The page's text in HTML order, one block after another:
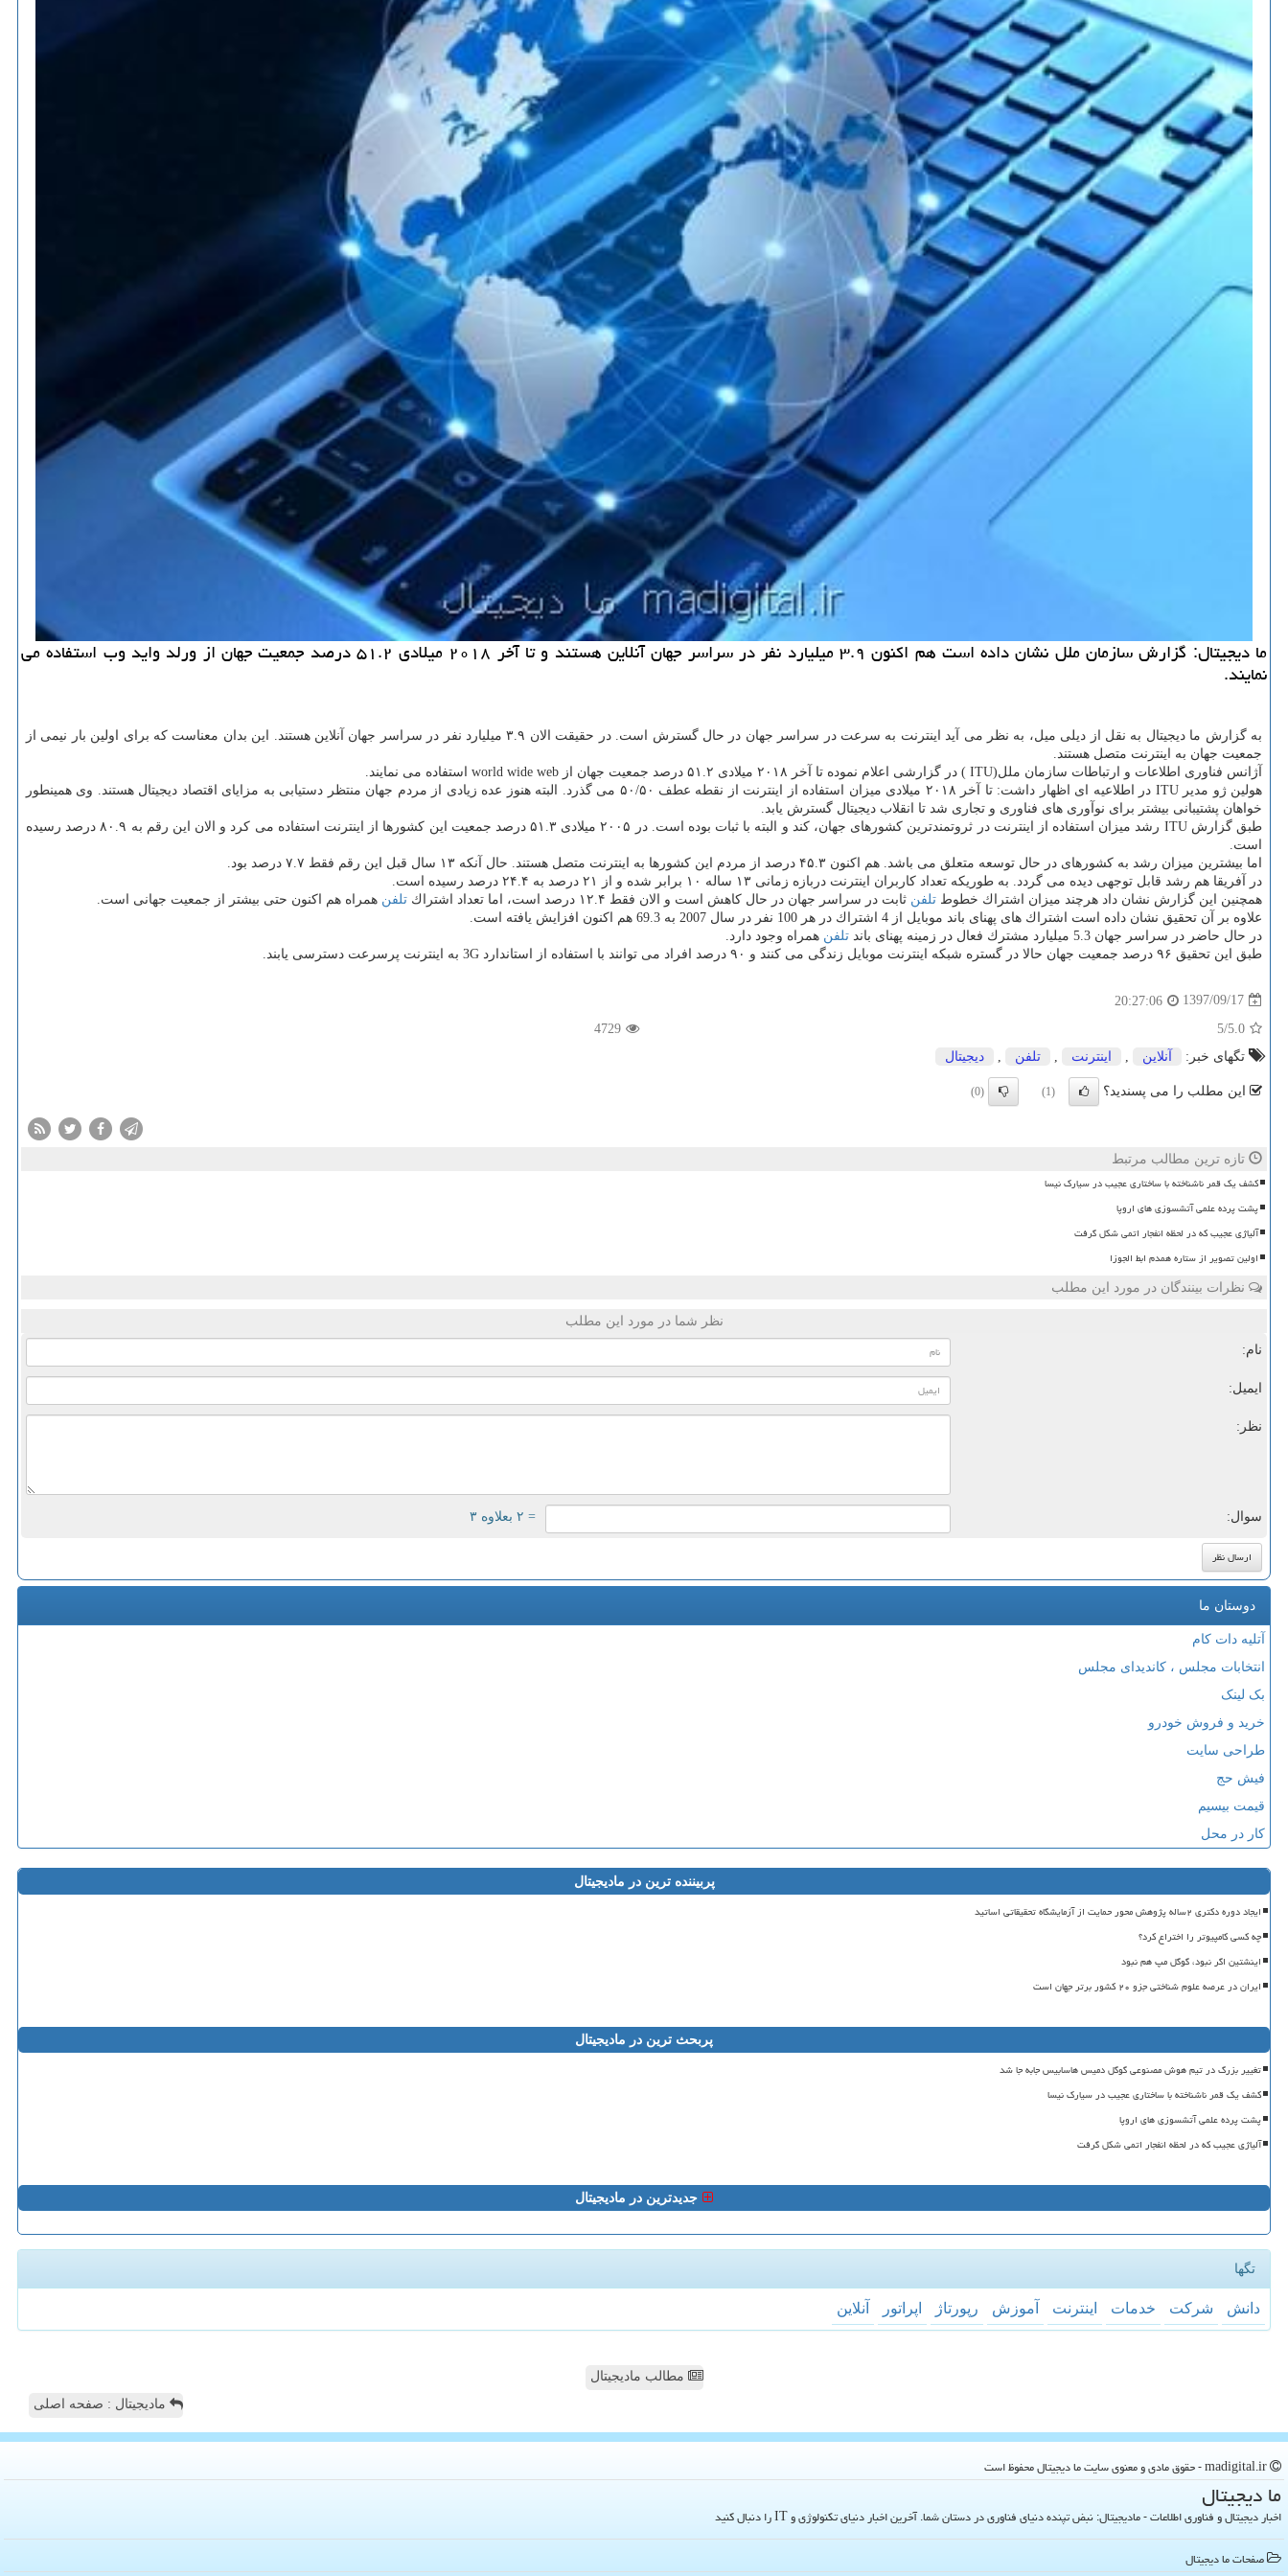
ما دیجیتال: گزارش سازمان ملل نشان داده است هم اكنون ۳.۹ میلیارد نفر در سراسر جهان آنلاین هستند و تا آخر ۲۰۱۸ میلادی ۵۱.۲ درصد جمعیت جهان از ورلد واید وب استفاده می
نمایند.
به گزارش ما دیجیتال به نقل از دیلی میل، به نظر می آید اینترنت به سرعت در سراسر جهان در حال گسترش است. در حقیقت الان ۳.۹ میلیارد نفر در سراسر جهان آنلاین هستند. این بدان معناست كه برای اولین بار نیمی از
جمعیت جهان به اینترنت متصل هستند.
آژانس فناوری اطلاعات و ارتباطات سازمان ملل(ITU ) در گزارشی اعلام نموده تا آخر ۲۰۱۸ میلادی ۵۱.۲ درصد جمعیت جهان از world wide web استفاده می نمایند.
هولین ژو مدیر ITU در اطلاعیه ای اظهار داشت: تا آخر ۲۰۱۸ میلادی میزان استفاده از اینترنت از نقطه عطف ۵۰/۵۰ می گذرد. البته هنوز عده زیادی از مردم جهان منتظر دستیابی به مزایای اقتصاد دیجیتال هستند. وی همینطور
خواهان پشتیبانی بیشتر برای نوآوری های فناوری و تجاری شد تا انقلاب دیجیتال گسترش یابد.
طبق گزارش ITU رشد میزان استفاده از اینترنت در ثروتمندترین كشورهای جهان، كند و البته با ثبات بوده است. در ۲۰۰۵ میلادی ۵۱.۳ درصد جمعیت این كشورها از اینترنت استفاده می كرد و الان این رقم به ۸۰.۹ درصد رسیده
است.
اما بیشترین میزان رشد به كشورهای در حال توسعه متعلق می باشد. هم اكنون ۴۵.۳ درصد از مردم این كشورها به اینترنت متصل هستند. حال آنكه ۱۳ سال قبل این رقم فقط ۷.۷ درصد بود.
در آفریقا هم رشد قابل توجهی دیده می گردد. به طوریكه تعداد كاربران اینترنت دربازه زمانی ۱۳ ساله ۱۰ برابر شده و از ۲۱ درصد به ۲۴.۴ درصد رسیده است.
همچنین این گزارش نشان داد هرچند میزان اشتراك خطوط تلفن ثابت در سراسر جهان در حال كاهش است و الان فقط ۱۲.۴ درصد است، اما تعداد اشتراك تلفن همراه هم اكنون حتی بیشتر از جمعیت جهانی است.
علاوه بر آن تحقیق نشان داده است اشتراك های پهنای باند موبایل از 4 اشتراك در هر 100 نفر در سال 2007 به 69.3 هم اكنون افزایش یافته است.
در حال حاضر در سراسر جهان 5.3 میلیارد مشترك فعال در زمینه پهنای باند
تلفن همراه وجود دارد.
طبق این تحقیق ۹۶ درصد جمعیت جهان حالا در گستره شبكه اینترنت موبایل زندگی می كنند و ۹۰ درصد افراد می توانند با استفاده از استاندارد 3G به اینترنت پرسرعت دسترسی یابند.
1397/09/17
20:27:06
5.0
/5
4729
تگهای خبر:
آنلاین اینترنت تلفن دیجیتال
این مطلب را می پسندید؟ (1)
(0)
تازه ترین مطالب مرتبط
کشف یک قمر ناشناخته با ساختاری عجیب در سیارک نیسا
پشت پرده علمی آتشسوزی های اروپا
آلیاژی عجیب که در لحظه انفجار اتمی شکل گرفت
اولین تصویر از ستاره همدم ابط الجوزا
نظرات بینندگان در مورد این مطلب
نظر شما در مورد این مطلب
نام:
ایمیل:
نظر:
سوال: = ۲ بعلاوه ۳
دوستان ما
آتلیه دات کام
انتخابات مجلس ، کاندیدای مجلس
بک لینک
خرید و فروش خودرو
طراحی سایت
فیش حج
قیمت بیسیم
کار در محل
پربیننده ترین در مادیجیتال
ایجاد دوره دکتری ۲ساله پژوهش محور حمایت از آزمایشگاه تحقیقاتی اساتید
چه کسی کامپیوتر را اختراع کرد؟
اینشتین اگر نبود، گوگل مپ هم نبود
ایران در عرصه علوم شناختی جزو ۲۰ کشور برتر جهان است
پربحث ترین در مادیجیتال
تغییر بزرگ در تیم هوش مصنوعی گوگل دمیس هاسابیس جابه جا شد
کشف یک قمر ناشناخته با ساختاری عجیب در سیارک نیسا
پشت پرده علمی آتشسوزی های اروپا
آلیاژی عجیب که در لحظه انفجار اتمی شکل گرفت
جدیدترین در مادیجیتال
تگها
دانش شركت خدمات اینترنت آموزش رپورتاژ اپراتور آنلاین
مطالب مادیجیتال
مادیجیتال : صفحه اصلی
ما دیجیتال
اخبار دیجیتال و فناوری اطلاعات - مادیجیتال: نبض تپنده دنیای فناوری در دستان شما. آخرین اخبار دنیای تکنولوژی و IT را دنبال کنید
صفحات ما دیجیتال